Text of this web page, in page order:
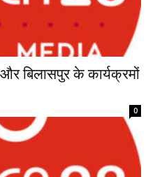
बिलासपुर के कार्यक्रमों
0